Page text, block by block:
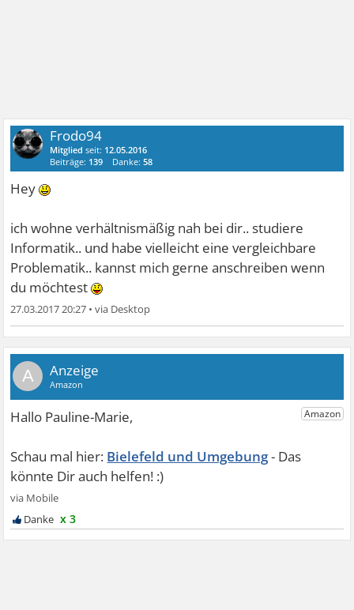
Frodo94
Mitglied seit: 12.05.2016
Beiträge: 139 Danke:58
Hey
ich wohne verhältnismäßig nah bei dir.. studiere
Informatik.. und habe vielleicht eine vergleichbare
Problematik.. kannst mich gerne anschreiben wenn
du möchtest
27.03.2017 20:27 •
A
Bielefeld und Umgebung
x 3